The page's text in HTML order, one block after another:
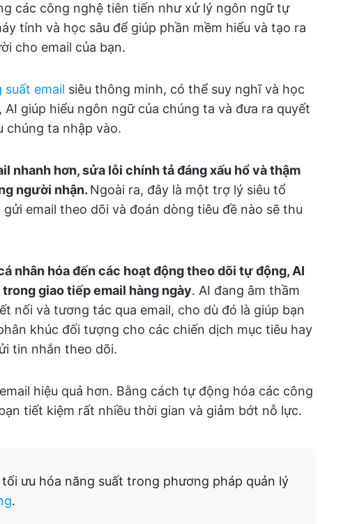
các công nghệ tiên tiến như xử lý ngôn ngữ tự
tính và học sâu để giúp phần mềm hiểu và tạo ra
cho email của bạn.
suất email siêu thông minh, có thể suy nghĩ và học
giúp hiểu ngôn ngữ của chúng ta và đưa ra quyết
chúng ta nhập vào.
nhanh hơn, sửa lỗi chính tả đáng xấu hổ và thậm
người nhận. Ngoài ra, đây là một trợ lý siêu tổ
email theo dõi và đoán dòng tiêu đề nào sẽ thu
nhân hóa đến các hoạt động theo dõi tự động, AI
giao tiếp email hàng ngày. AI đang âm thầm
nối và tương tác qua email, cho dù đó là giúp bạn
khúc đối tượng cho các chiến dịch mục tiêu hay
tin nhắn theo dõi.
hiệu quả hơn. Bằng cách tự động hóa các công
tiết kiệm rất nhiều thời gian và giảm bớt nỗ lực.
ưu hóa năng suất trong phương pháp quản lý
.